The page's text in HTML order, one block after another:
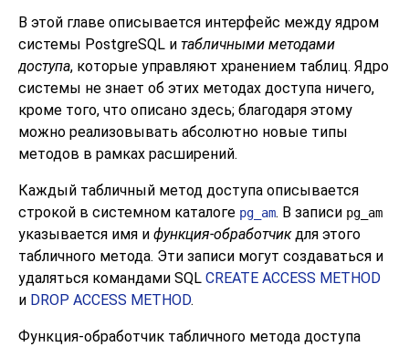
В этой главе описывается интерфейс между ядром
системы PostgreSQL и табличными методами
доступа, которые управляют хранением таблиц. Ядро
системы не знает об этих методах доступа ничего,
кроме того, что описано здесь; благодаря этому
можно реализовывать абсолютно новые типы
методов в рамках расширений.
Каждый табличный метод доступа описывается
строкой в системном каталоге pg_am. В записи pg_am
указывается имя и функция-обработчикдля этого
табличного метода. Эти записи могут создаваться и
удаляться командами SQL CREATE ACCESS METHOD
и DROP ACCESS METHOD.
Функция-обработчик табличного метода доступа